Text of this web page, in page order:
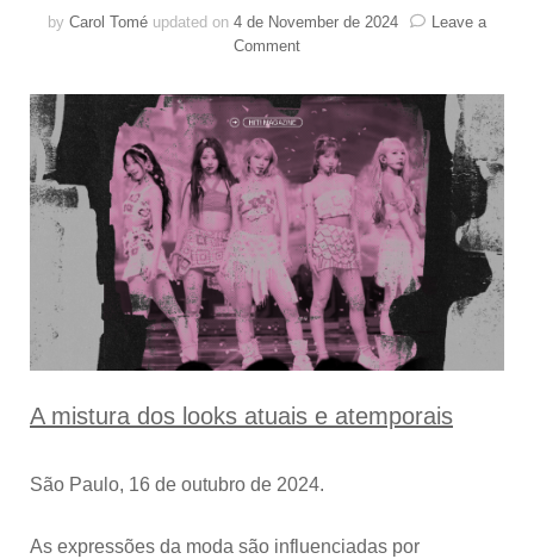
by Carol Tomé updated on 4 de November de 2024
Leave a
Commenton
Moda
através
das
eras,
conheça
alguns
dos
estilos
que
inspiram
os
idols
A mistura dos looks atuais e atemporais
São Paulo, 16 de outubro de 2024.
As expressões da moda são influenciadas por